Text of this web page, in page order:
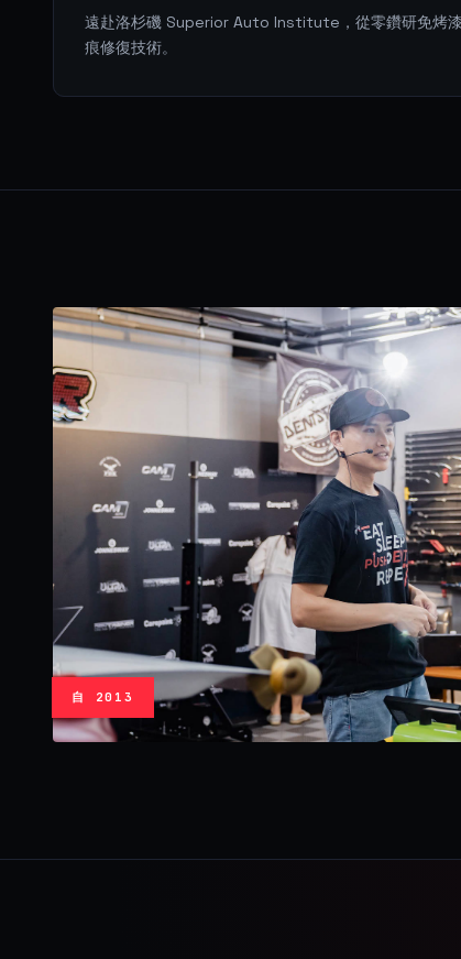
遠赴洛杉磯 Superior Auto Institute，從零鑽研免烤
痕修復技術。
自 2013